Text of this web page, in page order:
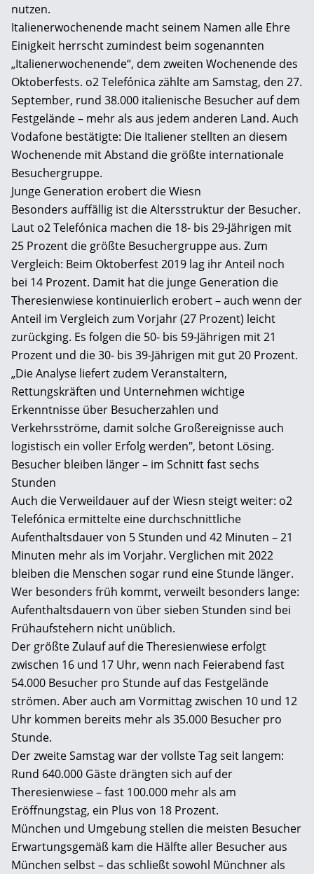
nutzen.
Italienerwochenende macht seinem Namen alle Ehre
Einigkeit herrscht zumindest beim sogenannten
„Italienerwochenende“, dem zweiten Wochenende des
Oktoberfests. o2 Telefónica zählte am Samstag, den 27.
September, rund 38.000 italienische Besucher auf dem
Festgelände – mehr als aus jedem anderen Land. Auch
Vodafone bestätigte: Die Italiener stellten an diesem
Wochenende mit Abstand die größte internationale
Besuchergruppe.
Junge Generation erobert die Wiesn
Besonders auffällig ist die Altersstruktur der Besucher.
Laut o2 Telefónica machen die 18- bis 29-Jährigen mit
25 Prozent die größte Besuchergruppe aus. Zum
Vergleich: Beim Oktoberfest 2019 lag ihr Anteil noch
bei 14 Prozent. Damit hat die junge Generation die
Theresienwiese kontinuierlich erobert – auch wenn der
Anteil im Vergleich zum Vorjahr (27 Prozent) leicht
zurückging. Es folgen die 50- bis 59-Jährigen mit 21
Prozent und die 30- bis 39-Jährigen mit gut 20 Prozent.
„Die Analyse liefert zudem Veranstaltern,
Rettungskräften und Unternehmen wichtige
Erkenntnisse über Besucherzahlen und
Verkehrsströme, damit solche Großereignisse auch
logistisch ein voller Erfolg werden", betont Lösing.
Besucher bleiben länger – im Schnitt fast sechs
Stunden
Auch die Verweildauer auf der Wiesn steigt weiter: o2
Telefónica ermittelte eine durchschnittliche
Aufenthaltsdauer von 5 Stunden und 42 Minuten – 21
Minuten mehr als im Vorjahr. Verglichen mit 2022
bleiben die Menschen sogar rund eine Stunde länger.
Wer besonders früh kommt, verweilt besonders lange:
Aufenthaltsdauern von über sieben Stunden sind bei
Frühaufstehern nicht unüblich.
Der größte Zulauf auf die Theresienwiese erfolgt
zwischen 16 und 17 Uhr, wenn nach Feierabend fast
54.000 Besucher pro Stunde auf das Festgelände
strömen. Aber auch am Vormittag zwischen 10 und 12
Uhr kommen bereits mehr als 35.000 Besucher pro
Stunde.
Der zweite Samstag war der vollste Tag seit langem:
Rund 640.000 Gäste drängten sich auf der
Theresienwiese – fast 100.000 mehr als am
Eröffnungstag, ein Plus von 18 Prozent.
München und Umgebung stellen die meisten Besucher
Erwartungsgemäß kam die Hälfte aller Besucher aus
München selbst – das schließt sowohl Münchner als